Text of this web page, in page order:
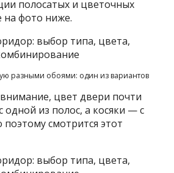
полосатых и цветочных
на фото ниже.
разными обоями: один из вариантов
цвет двери почти
одной из полос, а косяки — с
смотрится этот